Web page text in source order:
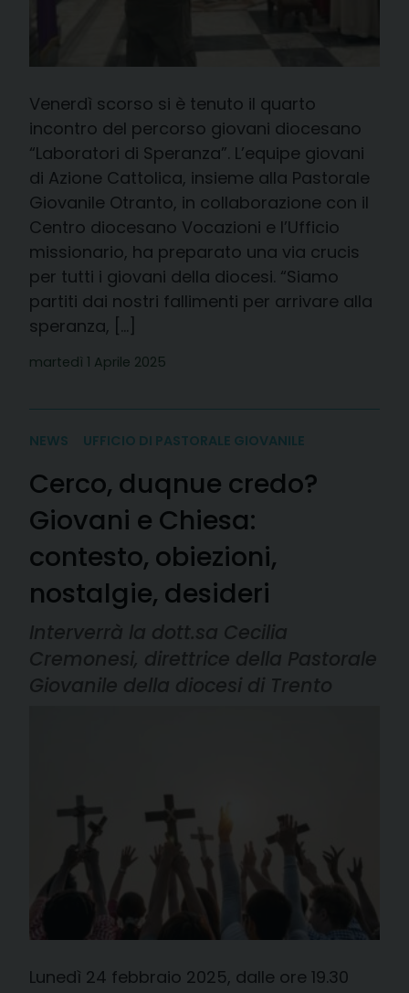
Venerdì scorso si è tenuto il quarto
incontro del percorso giovani diocesano
“Laboratori di Speranza”. L’equipe giovani
di Azione Cattolica, insieme alla Pastorale
Giovanile Otranto, in collaborazione con il
Centro diocesano Vocazioni e l’Ufficio
missionario, ha preparato una via crucis
per tutti i giovani della diocesi. “Siamo
partiti dai nostri fallimenti per arrivare alla
speranza, […]
martedì 1 Aprile 2025
NEWS UFFICIO DI PASTORALE GIOVANILE
Cerco, duqnue credo?
Giovani e Chiesa:
contesto, obiezioni,
nostalgie, desideri
Interverrà la dott.sa Cecilia
Cremonesi, direttrice della Pastorale
Giovanile della diocesi di Trento
Lunedì 24 febbraio 2025, dalle ore 19.30